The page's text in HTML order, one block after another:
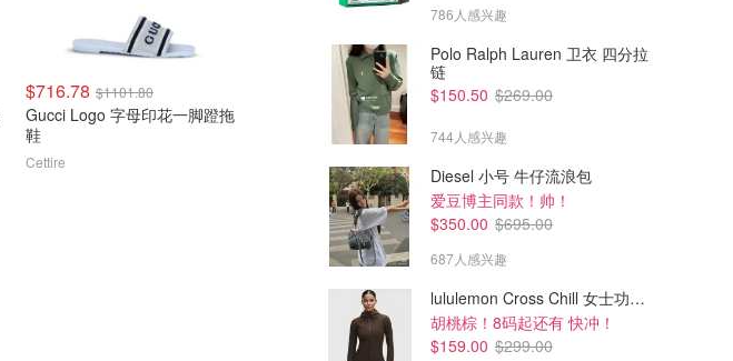
$716.78 $1101.80
Gucci Logo 字母印花一脚蹬拖
鞋
Cettire
$1683.48
Gucci Double G 拖鞋 黑色
$704.30
786人感兴趣
Polo Ralph Lauren 卫衣 四分拉
链
$150.50 $269.00
744人感兴趣
Diesel 小号 牛仔流浪包
爱豆博主同款！帅！
$350.00 $695.00
687人感兴趣
lululemon Cross Chill 女士功能夹克
胡桃棕！8码起还有 快冲！
$159.00 $299.00